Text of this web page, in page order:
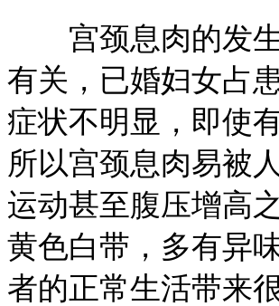
宫颈息肉的发生
有关，已婚妇女占
症状不明显，即使
所以宫颈息肉易被
运动甚至腹压增高
黄色白带，多有异
者的正常生活带来